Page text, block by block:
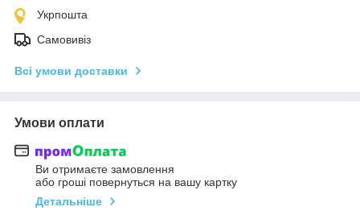
Укрпошта
Самовивіз
Всі умови доставки
Умови оплати
Ви отримаєте замовлення
або гроші повернуться на вашу картку
Детальніше